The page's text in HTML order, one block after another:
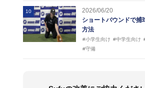
10
2026/06/20
ショートバウンドで捕
方法
#小学生向け #中学生向け
#守備